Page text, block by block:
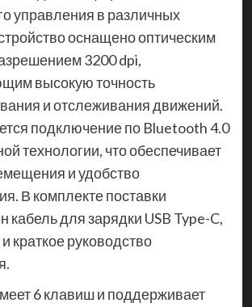
управления в различных
оснащено оптическим
3200 dpi,
высокую точность
и отслеживания движений.
подключение по Bluetooth 4.0
технологии, что обеспечивает
и удобство
В комплекте поставки
кабель для зарядки USB Type-C,
краткое руководство
6 клавиш и поддерживает